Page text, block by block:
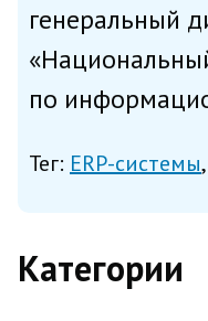
генеральный
по
Исторически
игроки,
заказчиками.
Тег: ERP-системы
Категории